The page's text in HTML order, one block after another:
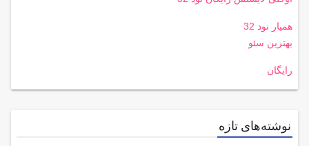
همیار نود 32
بهترین سئو
رایگان
نوشته‌های تازه